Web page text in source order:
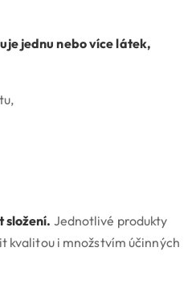
jednu nebo více látek,
složení. Jednotlivé produkty
kvalitou i množstvím účinných